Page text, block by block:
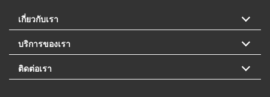
เกี่ยวกับเรา
บริการของเรา
ติดต่อเรา